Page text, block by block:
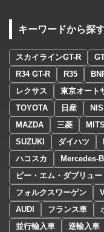
キーワードから探
スカイラインGT-R
R34 GT-R
R35
レクサス
東京オート
TOYOTA
日産
MAZDA
三菱
SUZUKI
ダイハツ
ハコスカ
Mercedes-
ビー・エム・ダブリュー
フォルクスワーゲン
AUDI
フランス車
並行輸入車
逆輸入車